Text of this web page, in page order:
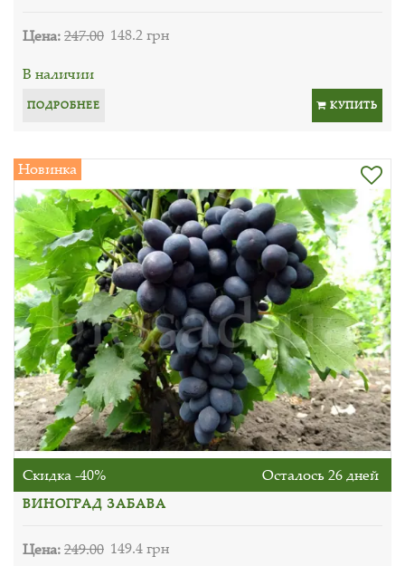
Цена:247.00 148.2 грн
В наличии
ПОДРОБНЕЕ КУПИТЬ
Новинка
Скидка -40% Осталось 26 дней
ВИНОГРАД ЗАБАВА
Цена:249.00 149.4 грн